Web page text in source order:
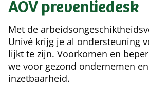
AOV preventiedesk
Met de
Univé krijg je al ondersteuning
lijkt te zijn. Voorkomen en
we voor gezond ondernemen
inzetbaarheid.